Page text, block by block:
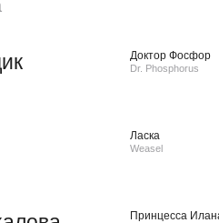
Доктор Фосфор
Dr. Phosphorus
Ласка
Weasel
Принцесса